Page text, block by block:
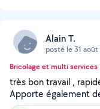
Alain T.
posté le 31
Bricolage et multi services
très bon travail ,
Apporte également